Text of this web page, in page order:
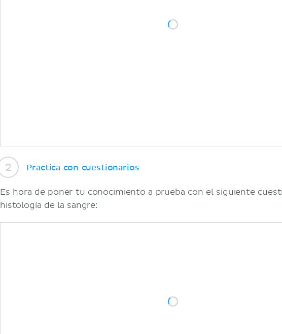
Practica con cuestionarios
Es hora de poner tu conocimiento a prueba con el siguiente
histología de la sangre: